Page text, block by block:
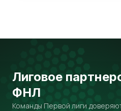
Лиговое
ФНЛ
Команды Первой лиги